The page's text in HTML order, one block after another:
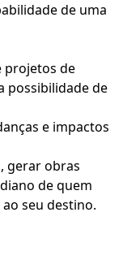
de uma
projetos de
possibilidade de
e impactos
gerar obras
de quem
seu destino.